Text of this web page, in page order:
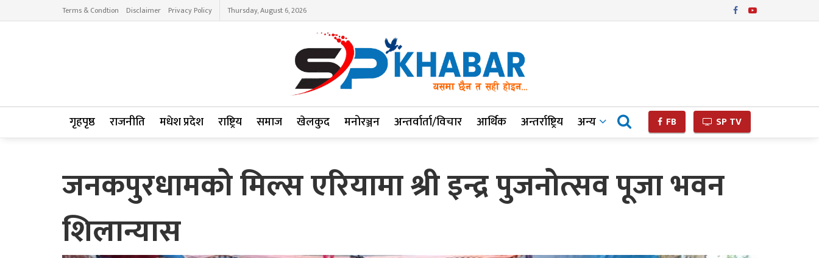
Terms & Condtion Disclaimer Privacy Policy Thursday, August 6, 2026
गृहपृष्ठ राजनीति मधेश प्रदेश राष्ट्रिय समाज खेलकुद मनोरञ्जन अन्तर्वार्ता/विचार आर्थिक अन्तर्राष्ट्रिय अन्य FB SP TV
जनकपुरधामको मिल्स एरियामा श्री इन्द्र पुजनोत्सव पूजा भवन
शिलान्यास